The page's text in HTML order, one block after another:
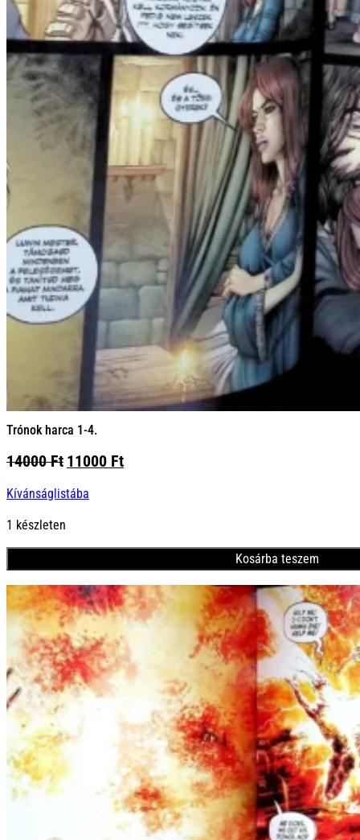
Trónok harca 1-4.
14000Ft Original
was:
11000 FtCurrent
Kívánságlistába
1 készleten
Kosárba teszem